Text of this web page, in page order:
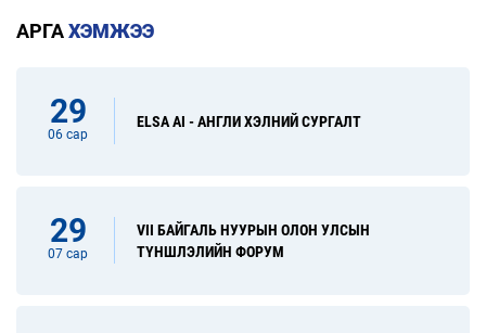
АРГАХЭМЖЭЭ
29
06 сар
ELSA AI - АНГЛИ ХЭЛНИЙ СУРГАЛТ
29
07 сар
VII БАЙГАЛЬ НУУРЫН ОЛОН УЛСЫН
ТҮНШЛЭЛИЙН ФОРУМ